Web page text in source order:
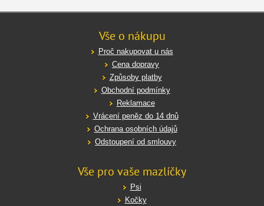
Vše o nákupu
Proč nakupovat u nás
Cena dopravy
Způsoby platby
Obchodní podmínky
Reklamace
Vrácení peněz do 14 dnů
Ochrana osobních údajů
Odstoupení od smlouvy
Vše pro vaše mazlíčky
Psi
Kočky